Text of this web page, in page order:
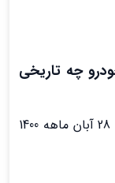
چه تاریخی
تاریخ تولد فرزند دوم و ما بعد باید از تاریخ 28 آبان ماهه 1400